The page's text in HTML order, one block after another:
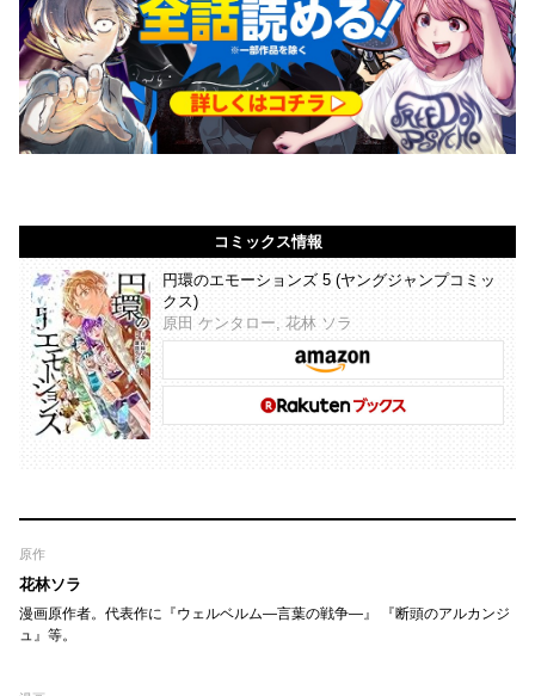
コミックス情報
円環のエモーションズ 5 (ヤングジャンプコミッ
クス)
原田 ケンタロー, 花林 ソラ
原作
花林ソラ
漫画原作者。代表作に『ウェルベルム―言葉の戦争―』 『断頭のアルカンジ
ュ』等。